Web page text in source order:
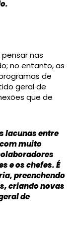
nas
no entanto, as
de
geral de
que de
lacunas entre
muito
e os chefes. É
preenchendo
criando novas
de